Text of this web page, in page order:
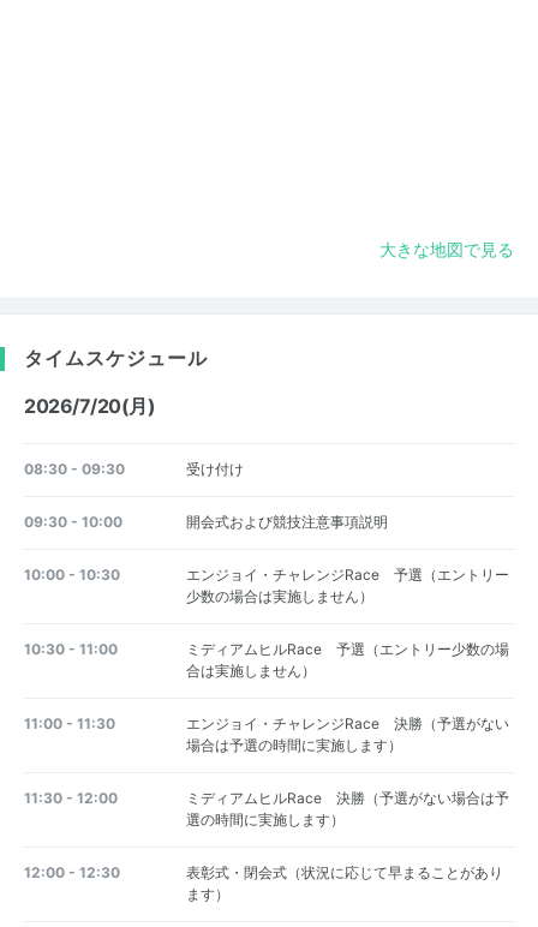
大きな地図で見る
タイムスケジュール
2026/7/20(月)
08:30 - 09:30 受け付け
09:30 - 10:00 開会式および競技注意事項説明
10:00 - 10:30
エンジョイ・チャレンジRace 予選（エントリー
少数の場合は実施しません）
10:30 - 11:00
ミディアムヒルRace 予選（エントリー少数の場
合は実施しません）
11:00 - 11:30
エンジョイ・チャレンジRace 決勝（予選がない
場合は予選の時間に実施します）
11:30 - 12:00
ミディアムヒルRace 決勝（予選がない場合は予
選の時間に実施します）
12:00 - 12:30
表彰式・閉会式（状況に応じて早まることがあり
ます）